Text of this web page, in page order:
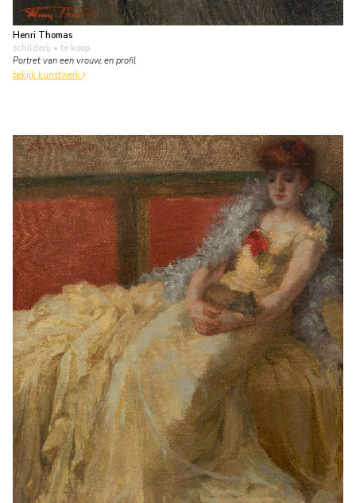
Henri Thomas
schilderij • te koop
Portret van een vrouw, en profil
bekijk kunstwerk